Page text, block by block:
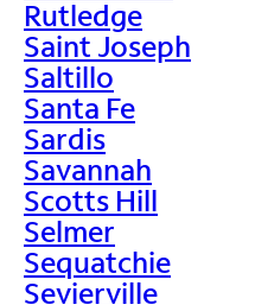
Rutledge
Saint Joseph
Saltillo
Santa Fe
Sardis
Savannah
Scotts Hill
Selmer
Sequatchie
Sevierville